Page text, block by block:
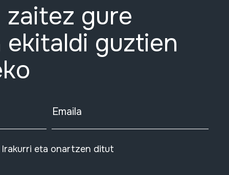
gure
guztien
Emaila
eta onartzen ditut